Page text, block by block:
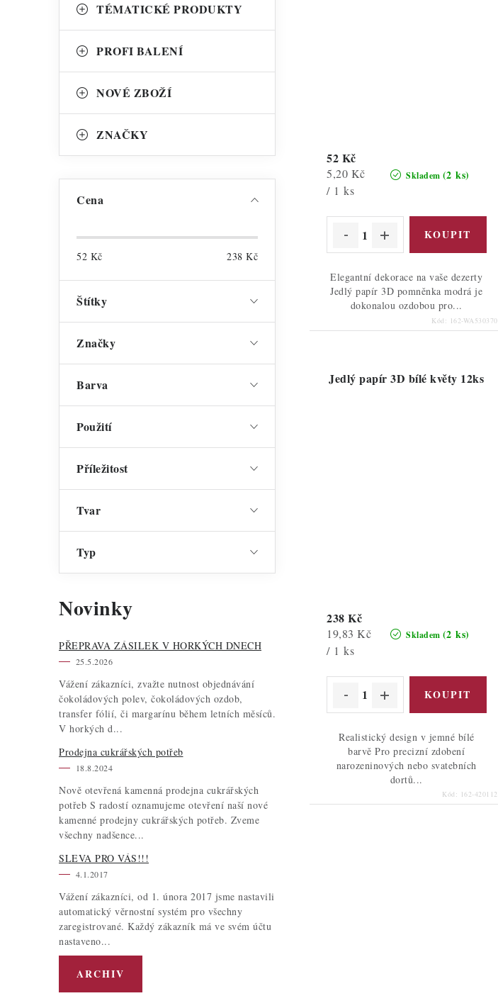
TÉMATICKÉ PRODUKTY
PROFI BALENÍ
NOVÉ ZBOŽÍ
ZNAČKY
Cena
52 Kč 238 Kč
Štítky
Značky
Barva
Použití
Příležitost
Tvar
Typ
Novinky
PŘEPRAVA ZÁSILEK V HORKÝCH DNECH
25.5.2026
Vážení zákazníci, zvažte nutnost objednávání
čokoládových polev, čokoládových ozdob,
transfer fólií, či margarínu během letních měsíců.
V horkých d...
Prodejna cukrářských potřeb
18.8.2024
Nově otevřená kamenná prodejna cukrářských
potřeb S radostí oznamujeme otevření naší nové
kamenné prodejny cukrářských potřeb. Zveme
všechny nadšence...
SLEVA PRO VÁS!!!
4.1.2017
Vážení zákazníci, od 1. února 2017 jsme nastavili
automatický věrnostní systém pro všechny
zaregistrované. Každý zákazník má ve svém účtu
nastaveno...
ARCHIV
Skladem (2 ks)
52 Kč
Měrná
cena:
5,20 Kč
/ 1 ks
Elegantní dekorace na vaše dezerty
Jedlý papír 3D pomněnka modrá je
dokonalou ozdobou pro...
Kód: 162-WA530370
Jedlý papír 3D bílé květy 12ks
Skladem (2 ks)
238 Kč
Měrná
cena:
19,83 Kč
/ 1 ks
Realistický design v jemné bílé
barvě Pro precizní zdobení
narozeninových nebo svatebních
dortů...
Kód: 162-420112